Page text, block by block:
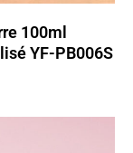
100ml
YF-PB006S